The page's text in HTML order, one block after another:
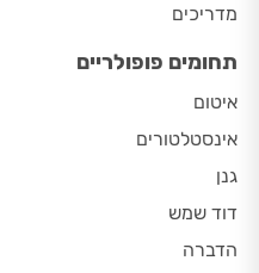
מדריכים
תחומים פופולריים
איטום
אינסטלטורים
גנן
דוד שמש
הדברה